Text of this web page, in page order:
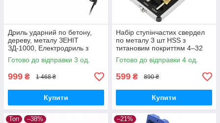
Дриль ударний по бетону,
дереву, металу ЗЕНІТ
ЗД-1000, Електродриль з
регулюванням швидкості
Готово до відправки 3 од.
999 ₴ 1 468 ₴
Купити
Набір ступінчастих свердел
по металу 3 шт HSS з
титановим покриттям 4–32
мм у кейсі
Готово до відправки 4 од.
599 ₴ 890 ₴
Купити
Топ –38% –21%